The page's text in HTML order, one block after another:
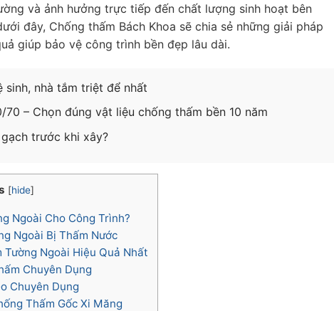
và ảnh hưởng trực tiếp đến chất lượng sinh hoạt bên
đây, Chống thấm Bách Khoa sẽ chia sẻ những giải pháp
giúp bảo vệ công trình bền đẹp lâu dài.
sinh, nhà tắm triệt để nhất
– Chọn đúng vật liệu chống thấm bền 10 năm
trước khi xây?
[hide]
Ngoài Cho Công Trình?
Ngoài Bị Thấm Nước
Ngoài Hiệu Quả Nhất
Chuyên Dụng
Chuyên Dụng
Thấm Gốc Xi Măng